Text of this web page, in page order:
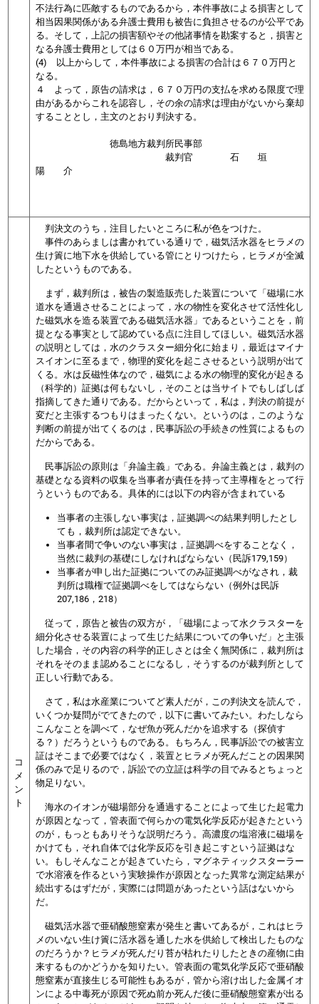
不法行為に匹敵するものであるから，本件事故による損害として
相当因果関係がある弁護士費用も被告に負担させるのが公平であ
る。そして，上記の損害額やその他諸事情を勘案すると，損害と
なる弁護士費用としては６０万円が相当である。
(4) 以上からして，本件事故による損害の合計は６７０万円と
なる。
４ よって，原告の請求は，６７０万円の支払を求める限度で理
由があるからこれを認容し，その余の請求は理由がないから棄却
することとし，主文のとおり判決する。
徳島地方裁判所民事部
裁判官 石 垣
陽 介
コ
メ
ン
ト
判決文のうち，注目したいところに私が色をつけた。
事件のあらましは書かれている通りで，磁気活水器をヒラメの
生け簀に地下水を供給している管にとりつけたら，ヒラメが全滅
したというものである。
まず，裁判所は，被告の製造販売した装置について「磁場に水
道水を通過させることによって，水の物性を変化させて活性化し
た磁気水を造る装置である磁気活水器」であるということを，前
提となる事実として認めている点に注目してほしい。磁気活水器
の説明としては，水のクラスター細分化に始まり，最近はマイナ
スイオンに至るまで，物理的変化を起こさせるという説明が出て
くる。水は反磁性体なので，磁気による水の物理的変化が起きる
（科学的）証拠は何もないし，そのことは当サイトでもしばしば
指摘してきた通りである。だからといって，私は，判決の前提が
変だと主張するつもりはまったくない。というのは，このような
判断の前提が出てくるのは，民事訴訟の手続きの性質によるもの
だからである。
民事訴訟の原則は「弁論主義」である。弁論主義とは，裁判の
基礎となる資料の収集を当事者が責任を持って主導権をとって行
うというものである。具体的には以下の内容が含まれている
当事者の主張しない事実は，証拠調べの結果判明したとし
ても，裁判所は認定できない。
当事者間で争いのない事実は，証拠調べをすることなく，
当然に裁判の基礎にしなければならない（民訴179,159）
当事者が申し出た証拠についてのみ証拠調べがなされ，裁
判所は職権で証拠調べをしてはならない（例外は民訴
207,186，218）
従って，原告と被告の双方が，「磁場によって水クラスターを
細分化させる装置によって生じた結果についての争いだ」と主張
した場合，その内容の科学的正しさとは全く無関係に，裁判所は
それをそのまま認めることになるし，そうするのが裁判所として
正しい行動である。
さて，私は水産業についてど素人だが，この判決文を読んで，
いくつか疑問がでてきたので，以下に書いてみたい。わたしなら
こんなことを調べて，なぜ魚が死んだかを追求する（探偵す
る？）だろうというものである。もちろん，民事訴訟での被害立
証はそこまで必要ではなく，装置とヒラメが死んだことの因果関
係のみで足りるので，訴訟での立証は科学の目でみるとちょっと
物足りない。
海水のイオンが磁場部分を通過することによって生じた起電力
が原因となって，管表面で何らかの電気化学反応が起きたという
のが，もっともありそうな説明だろう。高濃度の塩溶液に磁場を
かけても，それ自体では化学反応を引き起こすという証拠はな
い。もしそんなことが起きていたら，マグネティックスターラー
で水溶液を作るという実験操作が原因となった異常な測定結果が
続出するはずだが，実際には問題があったという話はないから
だ。
磁気活水器で亜硝酸態窒素が発生と書いてあるが，これはヒラ
メのいない生け簀に活水器を通した水を供給して検出したものな
のだろうか？ヒラメが死んだり苔が枯れたりしたときの産物に由
来するものかどうかを知りたい。管表面の電気化学反応で亜硝酸
態窒素が直接生じる可能性もあるが，管から溶け出した金属イオ
ンによる中毒死が原因で死ぬ前か死んだ後に亜硝酸態窒素が出る